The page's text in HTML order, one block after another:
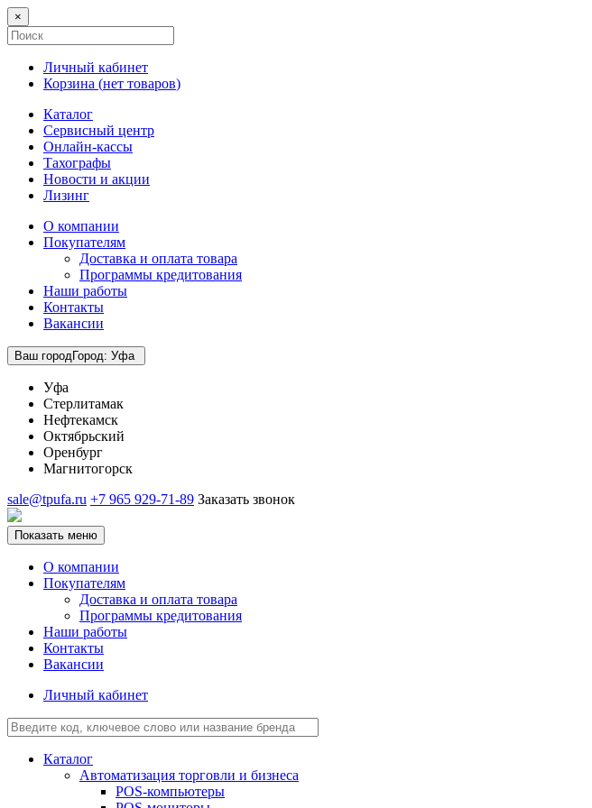
×
Личный кабинет
Корзина (нет товаров)
Каталог
Сервисный центр
Онлайн-кассы
Тахографы
Новости и акции
Лизинг
О компании
Покупателям
Доставка и оплата товара
Программы кредитования
Наши работы
Контакты
Вакансии
Ваш городГород: Уфа
Уфа
Стерлитамак
Нефтекамск
Октябрьский
Оренбург
Магнитогорск
sale@tpufa.ru +7 965 929-71-89 Заказать звонок
Показать меню
О компании
Покупателям
Доставка и оплата товара
Программы кредитования
Наши работы
Контакты
Вакансии
Личный кабинет
Каталог
Автоматизация торговли и бизнеса
POS-компьютеры